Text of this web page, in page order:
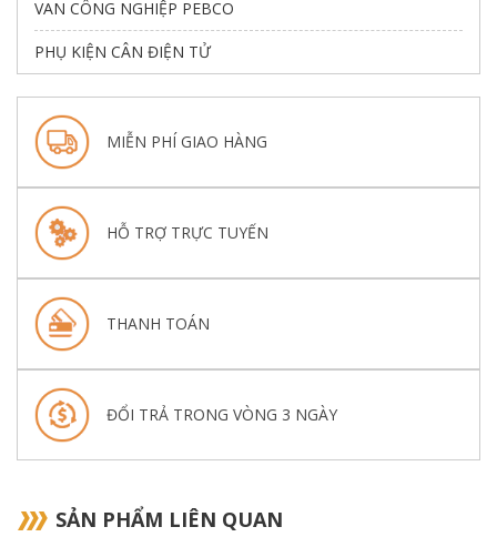
VAN CÔNG NGHIỆP PEBCO
PHỤ KIỆN CÂN ĐIỆN TỬ
MIỄN PHÍ GIAO HÀNG
HỖ TRỢ TRỰC TUYẾN
THANH TOÁN
ĐỔI TRẢ TRONG VÒNG 3 NGÀY
SẢN PHẨM LIÊN QUAN